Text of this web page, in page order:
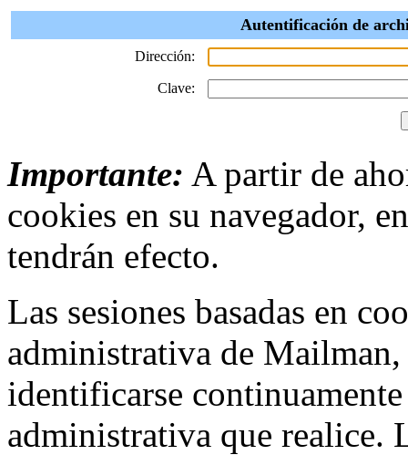
Autentificación de
Dirección:
Clave:
Importante: A partir de
cookies en su navegador,
tendrán efecto.
Las sesiones basadas en
administrativa de Mailman,
identificarse
administrativa que realice.